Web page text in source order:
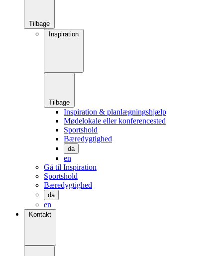
Tilbage
Inspiration
Tilbage
Inspiration & planlægningshjælp
Mødelokale eller konferencested
Sportshold
Bæredygtighed
da
en
Gå til Inspiration
Sportshold
Bæredygtighed
da
en
Kontakt